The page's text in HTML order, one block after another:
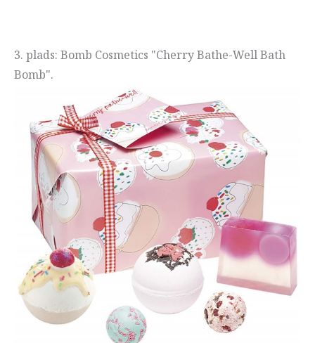
3. plads: Bomb Cosmetics "Cherry Bathe-Well Bath
Bomb".